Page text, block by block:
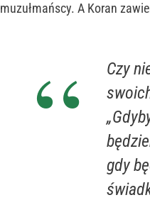
muzułmańscy. A Koran
Czy
gdy